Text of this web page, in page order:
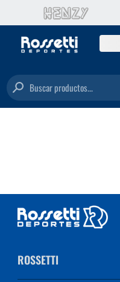
Buscar productos...
ROSSETTI